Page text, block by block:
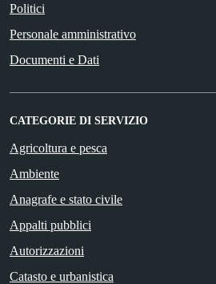
Politici
Personale amministrativo
Documenti e Dati
CATEGORIE DI SERVIZIO
Agricoltura e pesca
Ambiente
Anagrafe e stato civile
Appalti pubblici
Autorizzazioni
Catasto e urbanistica